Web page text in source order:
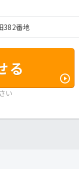
382番地
る
い